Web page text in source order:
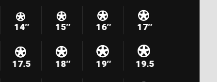
14″ 15″ 16″ 17″
17.5 18″ 19″ 19.5